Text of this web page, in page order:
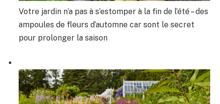
Votre jardin n’a pas à s’estomper à la fin de l’été – des
ampoules de fleurs d’automne car sont le secret
pour prolonger la saison